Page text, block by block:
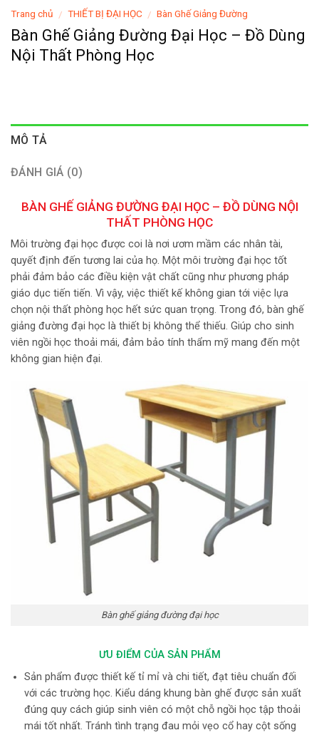
Trang chủ / THIẾT BỊ ĐẠI HỌC / Bàn Ghế Giảng Đường
Bàn Ghế Giảng Đường Đại Học – Đồ Dùng
Nội Thất Phòng Học
MÔ TẢ
ĐÁNH GIÁ (0)
BÀN GHẾ GIẢNG ĐƯỜNG ĐẠI HỌC – ĐỒ DÙNG NỘI
THẤT PHÒNG HỌC
Môi trường đại học được coi là nơi ươm mầm các nhân tài,
quyết định đến tương lai của họ. Một môi trường đại học tốt
phải đảm bảo các điều kiện vật chất cũng như phương pháp
giáo dục tiến tiến. Vì vậy, việc thiết kế không gian tới việc lựa
chọn nội thất phòng học hết sức quan trọng. Trong đó, bàn ghế
giảng đường đại học là thiết bị không thể thiếu. Giúp cho sinh
viên ngồi học thoải mái, đảm bảo tính thẩm mỹ mang đến một
không gian hiện đại.
Bàn ghế giảng đường đại học
ƯU ĐIỂM CỦA SẢN PHẨM
Sản phẩm được thiết kế tỉ mỉ và chi tiết, đạt tiêu chuẩn đối
với các trường học. Kiểu dáng khung bàn ghế được sản xuất
đúng quy cách giúp sinh viên có một chỗ ngồi học tập thoải
mái tốt nhất. Tránh tình trạng đau mỏi vẹo cổ hay cột sống